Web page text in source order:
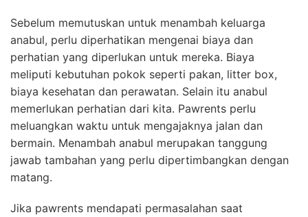
Sebelum memutuskan untuk menambah keluarga
anabul, perlu diperhatikan mengenai biaya dan
perhatian yang diperlukan untuk mereka. Biaya
meliputi kebutuhan pokok seperti pakan, litter box,
biaya kesehatan dan perawatan. Selain itu anabul
memerlukan perhatian dari kita. Pawrents perlu
meluangkan waktu untuk mengajaknya jalan dan
bermain. Menambah anabul merupakan tanggung
jawab tambahan yang perlu dipertimbangkan dengan
matang.
Jika pawrents mendapati permasalahan saat